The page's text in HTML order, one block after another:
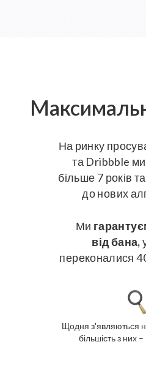
На ринку
та Dribbble
більше 7 років
до нових
Ми
від бана,
переконалися
Щодня з'являються
більшість з них –